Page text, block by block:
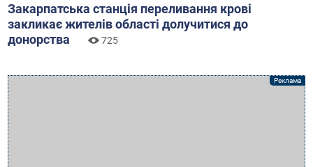
Закарпатська станція переливання крові
закликає жителів області долучитися до
донорства
725